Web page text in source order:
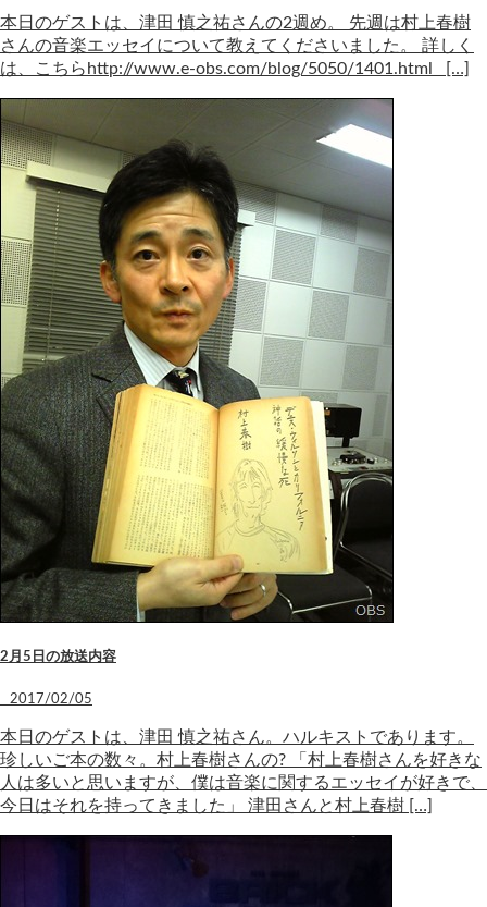
本日のゲストは、津田 慎之祐さんの2週め。 先週は村上春樹
さんの音楽エッセイについて教えてくださいました。 詳しく
は、こちらhttp://www.e-obs.com/blog/5050/1401.html […]
2月5日の放送内容
2017/02/05
本日のゲストは、津田 慎之祐さん。ハルキストであります。
珍しいご本の数々。村上春樹さんの? 「村上春樹さんを好きな
人は多いと思いますが、僕は音楽に関するエッセイが好きで、
今日はそれを持ってきました」 津田さんと村上春樹 […]